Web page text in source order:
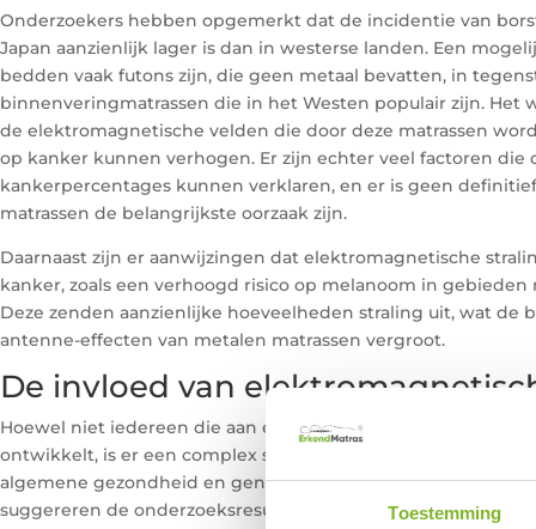
Toestemming
Onderzoekers hebben opgemerkt dat de incidentie van
Japan aanzienlijk lager is dan in westerse landen. Een
bedden vaak futons zijn, die geen metaal bevatten, in
binnenveringmatrassen die in het Westen populair zijn. Het
de elektromagnetische velden die door deze matrassen
op kanker kunnen verhogen. Er zijn echter veel factoren die
kankerpercentages kunnen verklaren, en er is geen
matrassen de belangrijkste oorzaak zijn.
Daarnaast zijn er aanwijzingen dat elektromagnetische
kanker, zoals een verhoogd risico op melanoom in gebieden
Deze zenden aanzienlijke hoeveelheden straling uit, wat de
antenne-effecten van metalen matrassen vergroot.
De invloed van
Hoewel niet iedereen die aan elektromagnetische straling
ontwikkelt, is er een complex samenspel van factoren die het
algemene gezondheid en genetische aanleg kunnen ook
suggereren de onderzoeksresultaten dat elektromagnetische